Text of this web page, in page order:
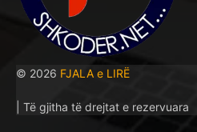
© 2026 FJALA e LIRË
| Të gjitha të drejtat e rezervuara